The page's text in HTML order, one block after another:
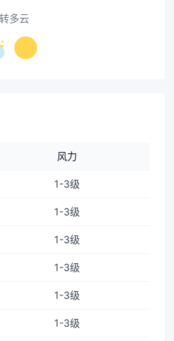
多云
风力
1-3级
1-3级
1-3级
1-3级
1-3级
1-3级